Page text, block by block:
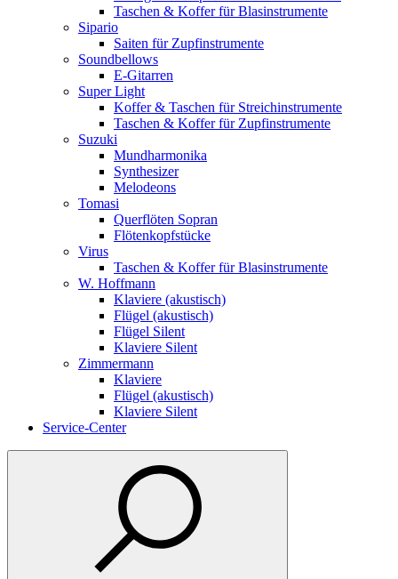
Taschen & Koffer für Blasinstrumente
Sipario
Saiten für Zupfinstrumente
Soundbellows
E-Gitarren
Super Light
Koffer & Taschen für Streichinstrumente
Taschen & Koffer für Zupfinstrumente
Suzuki
Mundharmonika
Synthesizer
Melodeons
Tomasi
Querflöten Sopran
Flötenkopfstücke
Virus
Taschen & Koffer für Blasinstrumente
W. Hoffmann
Klaviere (akustisch)
Flügel (akustisch)
Flügel Silent
Klaviere Silent
Zimmermann
Klaviere
Flügel (akustisch)
Klaviere Silent
Service-Center